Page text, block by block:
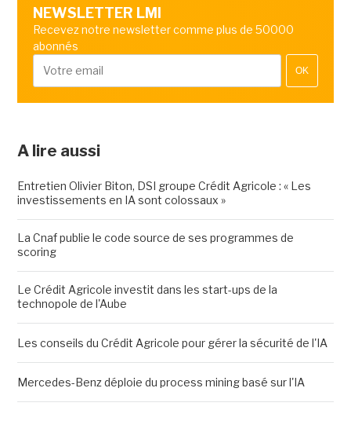
NEWSLETTER LMI
Recevez notre newsletter comme plus de 50000
abonnés
OK
A lire aussi
Entretien Olivier Biton, DSI groupe Crédit Agricole : « Les
investissements en IA sont colossaux »
La Cnaf publie le code source de ses programmes de
scoring
Le Crédit Agricole investit dans les start-ups de la
technopole de l'Aube
Les conseils du Crédit Agricole pour gérer la sécurité de l'IA
Mercedes-Benz déploie du process mining basé sur l'IA